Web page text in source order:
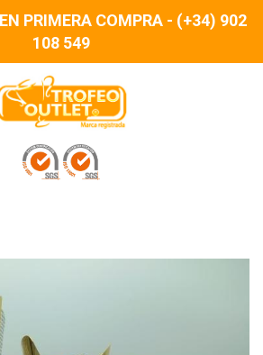
PRIMERA COMPRA - (+34) 902
108 549